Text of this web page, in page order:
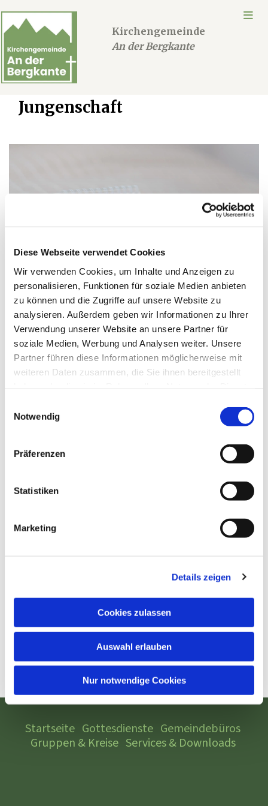
Diese Webseite verwendet Cookies
Wir verwenden Cookies, um Inhalte und Anzeigen zu
personalisieren, Funktionen für soziale Medien anbieten
zu können und die Zugriffe auf unsere Website zu
analysieren. Außerdem geben wir Informationen zu Ihrer
Verwendung unserer Website an unsere Partner für
soziale Medien, Werbung und Analysen weiter. Unsere
Partner führen diese Informationen möglicherweise mit
weiteren Daten zusammen, die Sie ihnen bereitgestellt
Notwendig
Präferenzen
Statistiken
Marketing
Details zeigen
Cookies zulassen
Auswahl erlauben
Nur notwendige Cookies
Kirchengemeinde
An der Bergkante
Jungenschaft
Donnerstag, 1. Oktober 2026, 18:30
- 21:30 Uhr
Haddenhausen - Gemeindehaus,
Biemker Straße 23, 32429 Minden
Startseite Gottesdienste Gemeindebüros
Gruppen & Kreise Services & Downloads